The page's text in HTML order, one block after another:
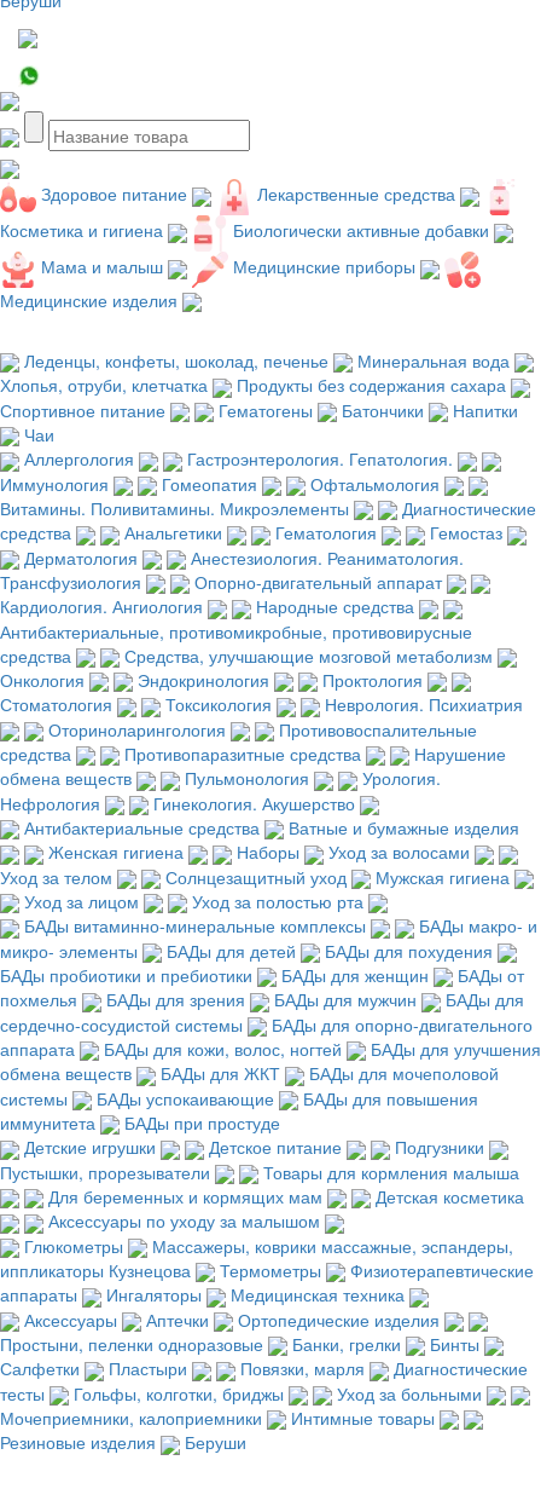
Здоровое питание
Лекарственные средства
Косметика и гигиена
Биологически активные добавки
Мама и малыш
Медицинские приборы
Медицинские изделия
Леденцы, конфеты, шоколад, печенье
Минеральная вода
Хлопья, отруби, клетчатка
Продукты без содержания сахара
Спортивное питание
Гематогены Батончики
Напитки
Чаи
Аллергология
Гастроэнтерология. Гепатология.
Иммунология
Гомеопатия
Офтальмология
Витамины. Поливитамины. Микроэлементы
Диагностические
средства
Анальгетики Гематология
Гемостаз
Дерматология
Анестезиология. Реаниматология.
Трансфузиология
Опорно-двигательный аппарат
Кардиология. Ангиология
Народные средства
Антибактериальные, противомикробные, противовирусные
средства
Средства, улучшающие мозговой метаболизм
Онкология
Эндокринология
Проктология
Стоматология
Токсикология
Неврология. Психиатрия
Оториноларингология
Противовоспалительные
средства
Противопаразитные средства
Нарушение
обмена веществ
Пульмонология
Урология.
Нефрология
Гинекология. Акушерство
Антибактериальные средства
Ватные и бумажные изделия
Женская гигиена
Наборы
Уход за волосами
Уход за телом
Солнцезащитный уход
Мужская гигиена
Уход за лицом
Уход за полостью рта
БАДы витаминно-минеральные комплексы
БАДы макро- и
микро- элементы
БАДы для детей
БАДы для похудения
БАДы пробиотики и пребиотики
БАДы для женщин
БАДы от
похмелья
БАДы для зрения БАДы для мужчин
БАДы для
сердечно-сосудистой системы
БАДы для опорно-двигательного
аппарата
БАДы для кожи, волос, ногтей
БАДы для улучшения
обмена веществ
БАДы для ЖКТ
БАДы для мочеполовой
системы
БАДы успокаивающие
БАДы для повышения
иммунитета
БАДы при простуде
Детские игрушки
Детское питание
Подгузники
Пустышки, прорезыватели
Товары для кормления малыша
Для беременных и кормящих мам
Детская косметика
Аксессуары по уходу за малышом
Глюкометры
Массажеры, коврики массажные, эспандеры,
иппликаторы Кузнецова
Термометры
Физиотерапевтические
аппараты
Ингаляторы
Медицинская техника
Аксессуары
Аптечки
Ортопедические изделия
Простыни, пеленки одноразовые
Банки, грелки
Бинты
Салфетки
Пластыри Повязки, марля
Диагностические
тесты
Гольфы, колготки, бриджы
Уход за больными
Мочеприемники, калоприемники
Интимные товары
Резиновые изделия
Беруши